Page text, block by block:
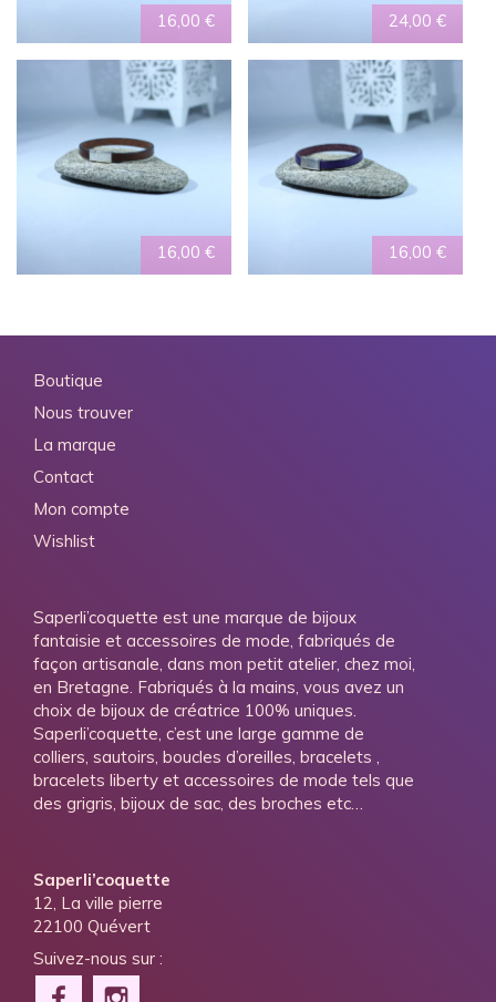
16,00 € 24,00 €
16,00 € 16,00 €
Boutique
Nous trouver
La marque
Contact
Mon compte
Wishlist
Saperli’coquette est une marque de bijoux
fantaisie et accessoires de mode, fabriqués de
façon artisanale, dans mon petit atelier, chez moi,
en Bretagne. Fabriqués à la mains, vous avez un
choix de bijoux de créatrice 100% uniques.
Saperli’coquette, c’est une large gamme de
colliers, sautoirs, boucles d’oreilles, bracelets ,
bracelets liberty et accessoires de mode tels que
des grigris, bijoux de sac, des broches etc…
Saperli’coquette
12, La ville pierre
22100 Quévert
Suivez-nous sur :